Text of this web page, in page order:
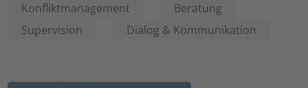
Konfliktmanagement
Beratung
Supervision
Dialog & Kommunikation